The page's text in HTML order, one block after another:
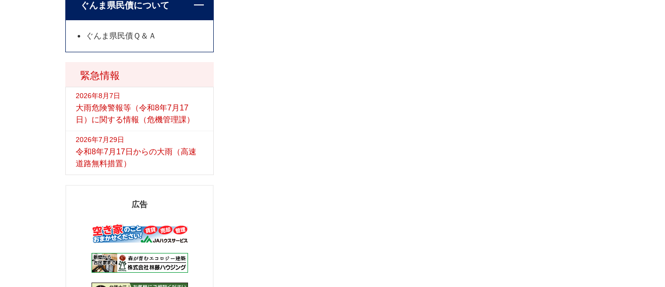
緊急情報
2026年8月7日
大雨危険警報等（令和8年7月17
日）に関する情報（危機管理課）
2026年7月29日
令和8年7月17日からの大雨（高速
道路無料措置）
ぐんま県民債について
ぐんま県民債Ｑ＆Ａ
広告